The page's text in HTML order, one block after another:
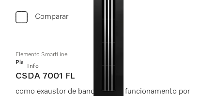
Comparar
Info
Elemento SmartLine
Platinum
CSDA 7001 FL
como exaustor de bancada para funcionamento por